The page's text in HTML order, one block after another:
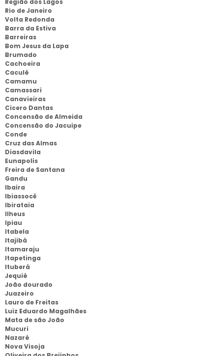
Região dos Lagos
Rio de Janeiro
Volta Redonda
Barra da Estiva
Barreiras
Bom Jesus da Lapa
Brumado
Cachoeira
Caculé
Camamu
Camassari
Canavieiras
Cicero Dantas
Concensão de Almeida
Concensão do Jacuipe
Conde
Cruz das Almas
Diasdavila
Eunapolis
Freira de Santana
Gandu
Ibaira
Ibiassocê
Ibirataia
Ilheus
Ipiau
Itabela
Itajibá
Itamaraju
Itapetinga
Ituberá
Jequié
João dourado
Juazeiro
Lauro de Freitas
Luiz Eduardo Magalhães
Mata de são João
Mucuri
Nazaré
Nova Visoja